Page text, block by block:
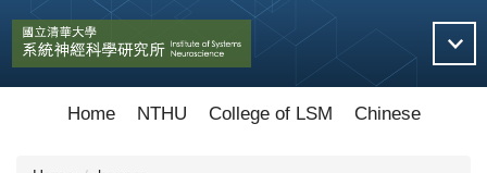
Jump
the
main
Home NTHU College of LSM Chinese